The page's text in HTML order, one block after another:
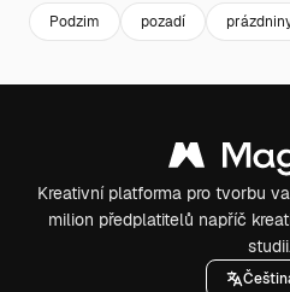
Podzim pozadí
Kreativní platforma pro tvorbu
milion předplatitelů napříč